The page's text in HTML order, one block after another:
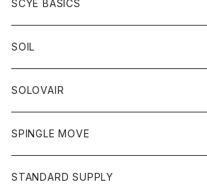
ボトム
ワンピース
Tシャツ
トップス
Tシャツ
トレーナー
ボトム
ショートパンツ
スカート
レディース
スカート
アクセサリー
アウター
カーディガン
コート
グッズ
ネクタイ
グローブ
アクセサリー
トップス
カットソー
ボトム
SCYE BASICS
ボトム
ジーンズ
チノパン
トップス
ポロシャツ
ベスト
靴
SOIL
靴
ワンピース
トップス
SOLOVAIR
SPINGLE MOVE
STANDARD SUPPLY